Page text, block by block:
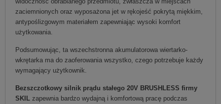
zaciemnionych oraz wyposażona jet w rękojeść pokrytą miękkim,
antypoślizgowym materiałem zapewniając wysoki komfort
użytkowania.
Podsumowując, ta wszechstronna akumulatorowa wiertarko-
wkrętarka ma do zaoferowania wszystko, czego potrzebuje każdy
wymagający użytkownik.
Bezszczotkowy silnik prądu stałego 20V BRUSHLESS firmy
SKIL zapewnia bardzo wydajną i komfortową pracę podczas